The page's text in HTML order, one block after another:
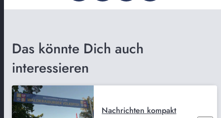
Das könnte Dich auch
interessieren
Nachrichten kompakt